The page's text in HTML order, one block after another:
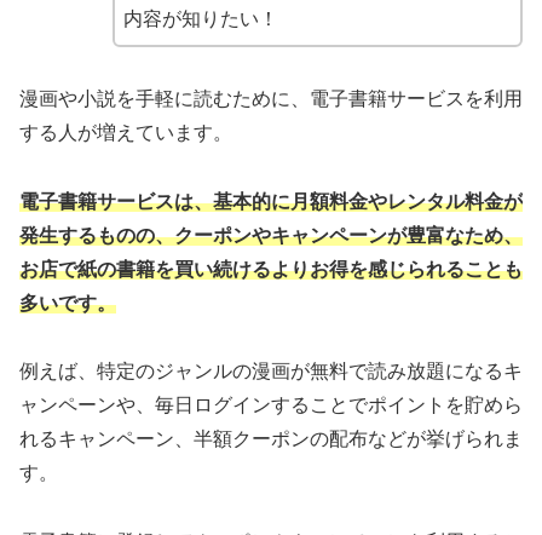
内容が知りたい！
漫画や小説を手軽に読むために、電子書籍サービスを利用
する人が増えています。
電子書籍サービスは、基本的に月額料金やレンタル料金が
発生するものの、クーポンやキャンペーンが豊富なため、
お店で紙の書籍を買い続けるよりお得を感じられることも
多いです。
例えば、特定のジャンルの漫画が無料で読み放題になるキ
ャンペーンや、毎日ログインすることでポイントを貯めら
れるキャンペーン、半額クーポンの配布などが挙げられま
す。